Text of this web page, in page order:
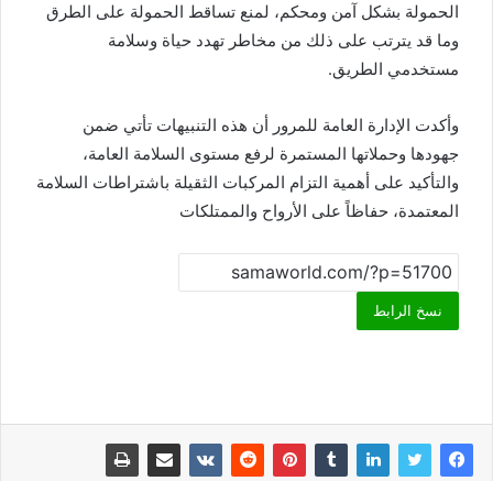
الحمولة بشكل آمن ومحكم، لمنع تساقط الحمولة على الطرق
وما قد يترتب على ذلك من مخاطر تهدد حياة وسلامة
مستخدمي الطريق.
وأكدت الإدارة العامة للمرور أن هذه التنبيهات تأتي ضمن
جهودها وحملاتها المستمرة لرفع مستوى السلامة العامة،
والتأكيد على أهمية التزام المركبات الثقيلة باشتراطات السلامة
المعتمدة، حفاظاً على الأرواح والممتلكات
نسخ الرابط